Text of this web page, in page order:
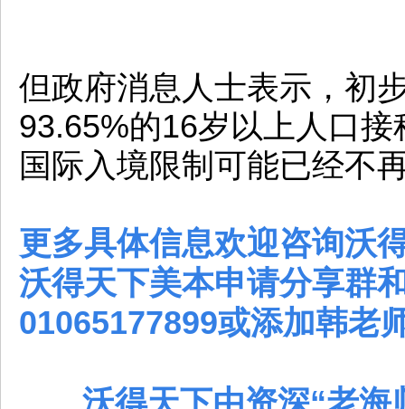
但政府消息人士表示，初
93.65%的16岁以上人口
国际入境限制可能已经不
更多具体信息欢迎咨询沃
沃得天下美本申请分享群
01065177899或添加韩老